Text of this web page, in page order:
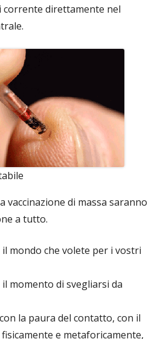
corrente direttamente nel
vaccinazione di massa saranno
a tutto.
mondo che volete per i vostri
momento di svegliarsi da
la paura del contatto, con il
e metaforicamente,